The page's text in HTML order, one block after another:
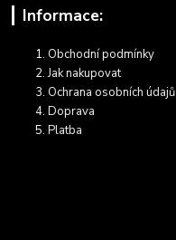
Informace:
Obchodní podmínky
Jak nakupovat
Ochrana osobních údajů
Doprava
Platba